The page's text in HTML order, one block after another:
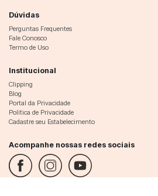
Dúvidas
Perguntas Frequentes
Fale Conosco
Termo de Uso
Institucional
Clipping
Blog
Portal da Privacidade
Política de Privacidade
Cadastre seu Estabelecimento
Acompanhe nossas redes sociais